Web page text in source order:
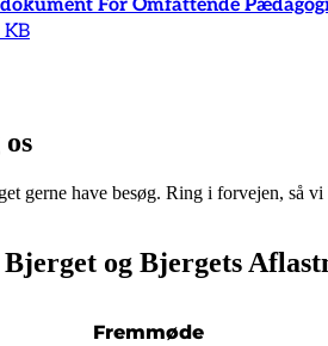
For Omfattende
gerne have besøg. Ring i forvejen, så
og Bjergets
Fremmøde